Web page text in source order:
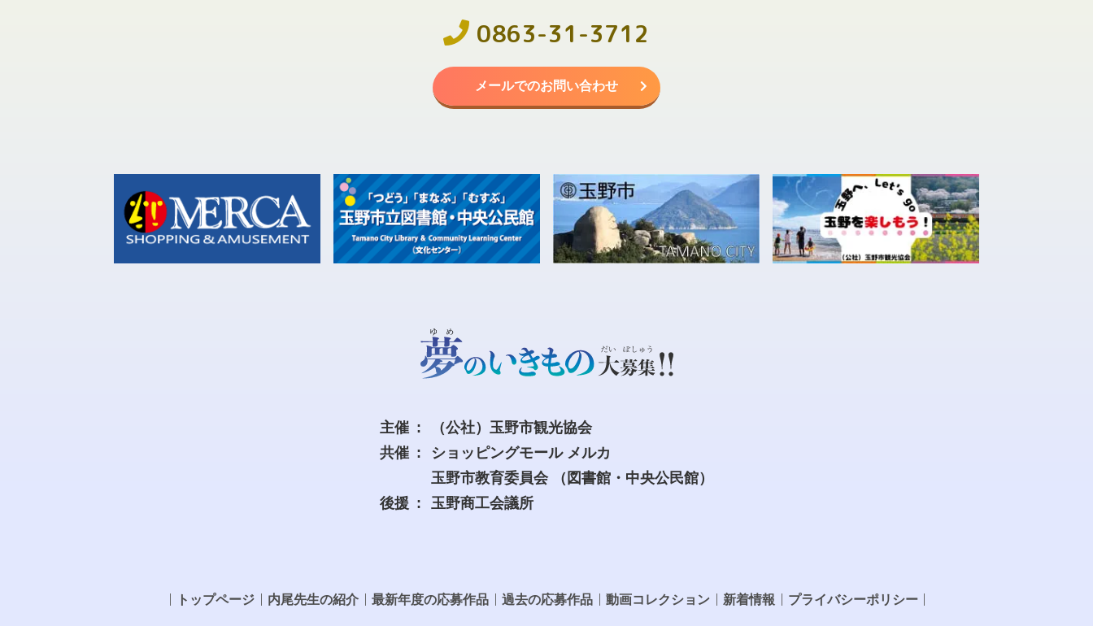
0863-31-3712
メールでのお問い合わせ
主催
（公社）玉野市観光協会
共催
ショッピングモール メルカ
玉野市教育委員会
（図書館・中央公民館）
後援
玉野商工会議所
トップページ 内尾先生の紹介 最新年度の応募作品 過去の応募作品 動画コレクション 新着情報 プライバシーポリシー